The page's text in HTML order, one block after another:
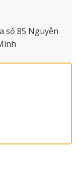
số 85 Nguyễn